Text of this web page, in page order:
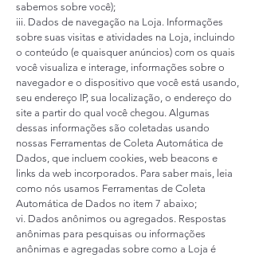
sabemos sobre você);
iii. Dados de navegação na Loja. Informações
sobre suas visitas e atividades na Loja, incluindo
o conteúdo (e quaisquer anúncios) com os quais
você visualiza e interage, informações sobre o
navegador e o dispositivo que você está usando,
seu endereço IP, sua localização, o endereço do
site a partir do qual você chegou. Algumas
dessas informações são coletadas usando
nossas Ferramentas de Coleta Automática de
Dados, que incluem cookies, web beacons e
links da web incorporados. Para saber mais, leia
como nós usamos Ferramentas de Coleta
Automática de Dados no item 7 abaixo;
vi. Dados anônimos ou agregados. Respostas
anônimas para pesquisas ou informações
anônimas e agregadas sobre como a Loja é